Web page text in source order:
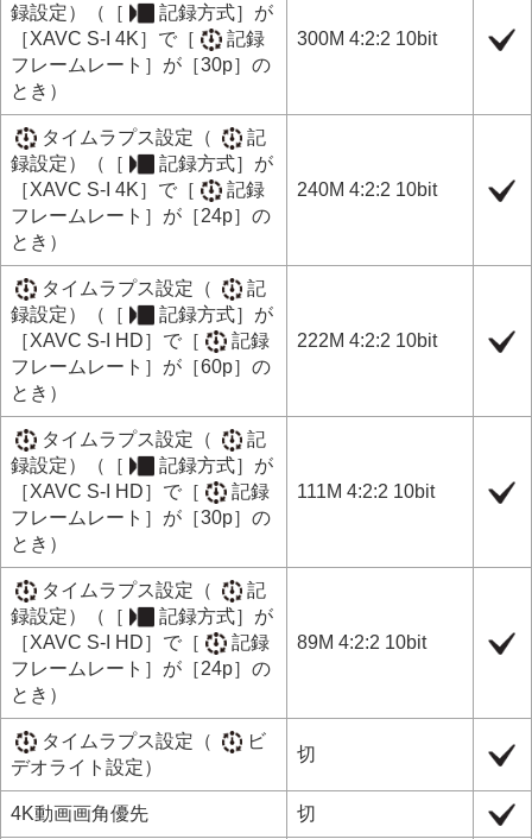
録設定）（ ［ 記録方式］ が
［XAVC S-I 4K］ で ［
記録
フレームレート］ が ［30p］ の
とき）
300M 4:2:2 10bit
タイムラプス設定 （
記
録設定）（ ［ 記録方式］ が
［XAVC S-I 4K］ で ［
記録
フレームレート］ が ［24p］ の
とき）
240M 4:2:2 10bit
タイムラプス設定 （
記
録設定）（ ［ 記録方式］ が
［XAVC S-I HD］ で ［
記録
フレームレート］ が ［60p］ の
とき）
222M 4:2:2 10bit
タイムラプス設定 （
記
録設定）（ ［ 記録方式］ が
［XAVC S-I HD］ で ［
記録
フレームレート］ が ［30p］ の
とき）
111M 4:2:2 10bit
タイムラプス設定 （
記
録設定）（ ［ 記録方式］ が
［XAVC S-I HD］ で ［
記録
フレームレート］ が ［24p］ の
とき）
89M 4:2:2 10bit
タイムラプス設定 （
ビ
デオライト設定）
切
4K動画画角優先 切